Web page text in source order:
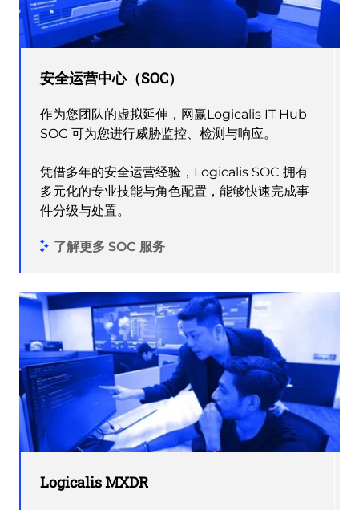
安全运营中心（SOC）
作为您团队的虚拟延伸，网赢Logicalis IT Hub
SOC 可为您进行威胁监控、检测与响应。
凭借多年的安全运营经验，Logicalis SOC 拥有
多元化的专业技能与角色配置，能够快速完成事
件分级与处置。
了解更多 SOC 服务
Logicalis MXDR